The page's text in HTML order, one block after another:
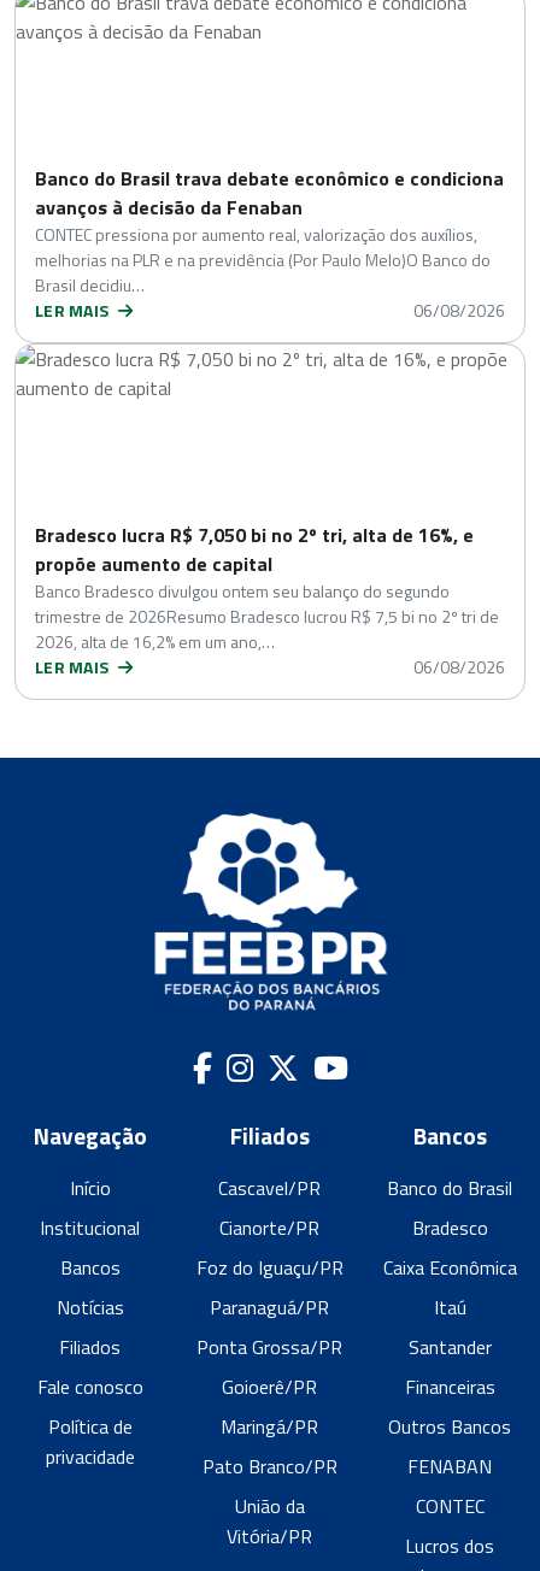
Banco do Brasil trava debate econômico e condiciona
avanços à decisão da Fenaban
CONTEC pressiona por aumento real, valorização dos auxílios,
melhorias na PLR e na previdência (Por Paulo Melo)O Banco do
Brasil decidiu…
LER MAIS
06/08/2026
Bradesco lucra R$ 7,050 bi no 2º tri, alta de 16%, e
propõe aumento de capital
Banco Bradesco divulgou ontem seu balanço do segundo
trimestre de 2026Resumo Bradesco lucrou R$ 7,5 bi no 2º tri de
2026, alta de 16,2% em um ano,…
LER MAIS
06/08/2026
Navegação
Início
Institucional
Bancos
Notícias
Filiados
Fale conosco
Política de
privacidade
Filiados
Cascavel/PR
Cianorte/PR
Foz do Iguaçu/PR
Paranaguá/PR
Ponta Grossa/PR
Goioerê/PR
Maringá/PR
Pato Branco/PR
União da
Vitória/PR
Bancos
Banco do Brasil
Bradesco
Caixa Econômica
Itaú
Santander
Financeiras
Outros Bancos
FENABAN
CONTEC
Lucros dos